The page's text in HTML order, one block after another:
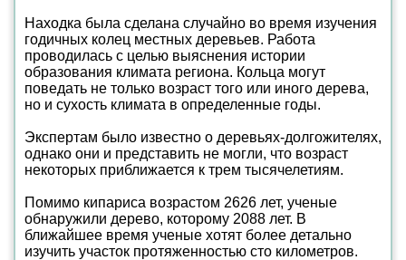
Находка была сделана случайно во время изучения
годичных колец местных деревьев. Работа
проводилась с целью выяснения истории
образования климата региона. Кольца могут
поведать не только возраст того или иного дерева,
но и сухость климата в определенные годы.
Экспертам было известно о деревьях-долгожителях,
однако они и представить не могли, что возраст
некоторых приближается к трем тысячелетиям.
Помимо кипариса возрастом 2626 лет, ученые
обнаружили дерево, которому 2088 лет. В
ближайшее время ученые хотят более детально
изучить участок протяженностью сто километров.